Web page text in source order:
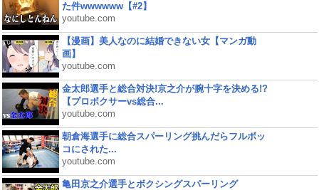
た件wwwwww【#2】
youtube.com
【漫画】美人なのに結婚できない女【マンガ動
画】
youtube.com
金太郎選手と総合対決!京之介が腕十字を決める!?
【プロボクサーvs総合...
youtube.com
朝倉海選手に総合スパーリング挑んだらフルボッ
コにされた...
youtube.com
亀田京之介選手とボクシングスパーリング